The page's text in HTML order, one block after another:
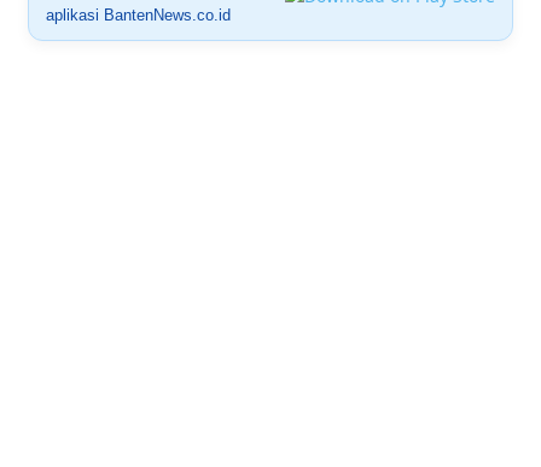
aplikasi BantenNews.co.id